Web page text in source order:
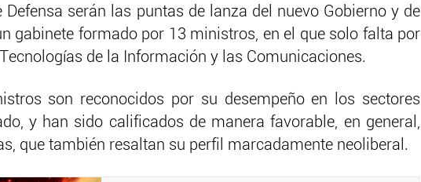
Defensa serán las puntas de lanza del nuevo Gobierno y de
gabinete formado por 13 ministros, en el que solo falta por
de la Información y las Comunicaciones.
son reconocidos por su desempeño en los sectores
y han sido calificados de manera favorable, en general,
que también resaltan su perfil marcadamente neoliberal.